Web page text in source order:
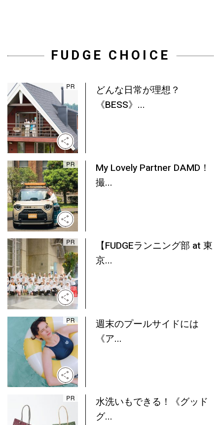
FUDGE CHOICE
どんな日常が理想？
《BESS》...
My Lovely Partner DAMD！
撮...
【FUDGEランニング部 at 東
京...
週末のプールサイドには
《ア...
水洗いもできる！《グッド
グ...